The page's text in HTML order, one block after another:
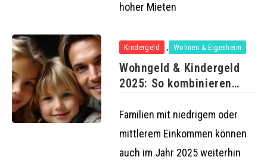
hoher Mieten
Kindergeld , Wohnen & Eigenheim
Wohngeld & Kindergeld
2025: So kombinieren
Familien mit niedrigem oder
mittlerem Einkommen können
auch im Jahr 2025 weiterhin